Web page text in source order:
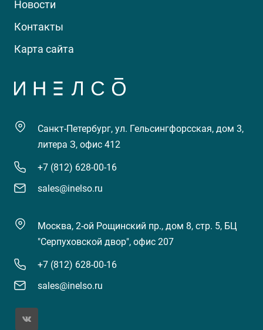
Новости
Контакты
Карта сайта
Санкт-Петербург, ул. Гельсингфорсская, дом 3,
литера З, офис 412
+7 (812) 628-00-16
sales@inelso.ru
Москва, 2-ой Рощинский пр., дом 8, стр. 5, БЦ
"Серпуховской двор", офис 207
+7 (812) 628-00-16
sales@inelso.ru